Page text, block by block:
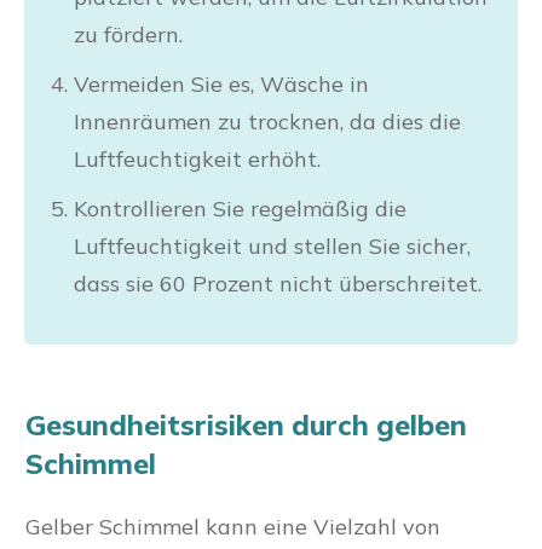
zu fördern.
Vermeiden Sie es, Wäsche in
Innenräumen zu trocknen, da dies die
Luftfeuchtigkeit erhöht.
Kontrollieren Sie regelmäßig die
Luftfeuchtigkeit und stellen Sie sicher,
dass sie 60 Prozent nicht überschreitet.
Gesundheitsrisiken durch gelben
Schimmel
Gelber Schimmel kann eine Vielzahl von